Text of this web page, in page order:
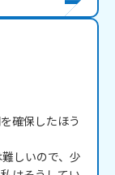
確保したほう
しいので、少